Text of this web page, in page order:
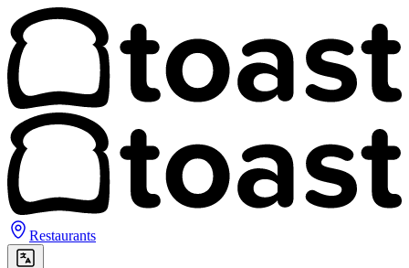
Restaurants